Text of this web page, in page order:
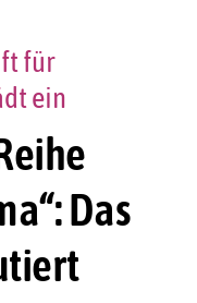
Das
für
ein